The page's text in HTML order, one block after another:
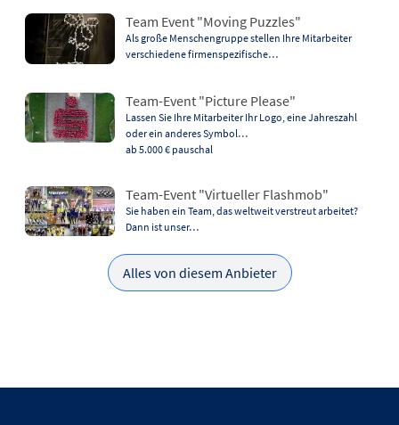
Team Event "Moving Puzzles"
Als große Menschengruppe stellen Ihre Mitarbeiter
verschiedene firmenspezifische…
Team-Event "Picture Please"
Lassen Sie Ihre Mitarbeiter Ihr Logo, eine Jahreszahl
oder ein anderes Symbol…
ab 5.000 € pauschal
Team-Event "Virtueller Flashmob"
Sie haben ein Team, das weltweit verstreut arbeitet?
Dann ist unser…
Alles von diesem Anbieter